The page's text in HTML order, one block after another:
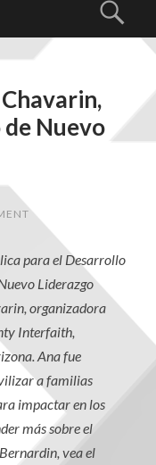
Nuevo
para el Desarrollo
Liderazgo
organizadora
Interfaith,
Ana fue
a familias
impactar en los
más sobre el
vea el